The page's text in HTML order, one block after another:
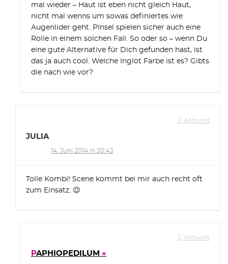
mal wieder – Haut ist eben nicht gleich Haut,
nicht mal wenns um sowas definiertes wie
Augenlider geht. PInsel spielen sicher auch eine
Rolle in einem solchen Fall. So oder so – wenn Du
eine gute Alternative für Dich gefunden hast, ist
das ja auch cool. Welche Inglot Farbe ist es? Gibts
die nach wie vor?
Antwort
JULIA
14. Juni 2014 in 20:43
Tolle Kombi! Scene kommt bei mir auch recht oft
zum Einsatz. 😉
Antwort
PAPHIOPEDILUM